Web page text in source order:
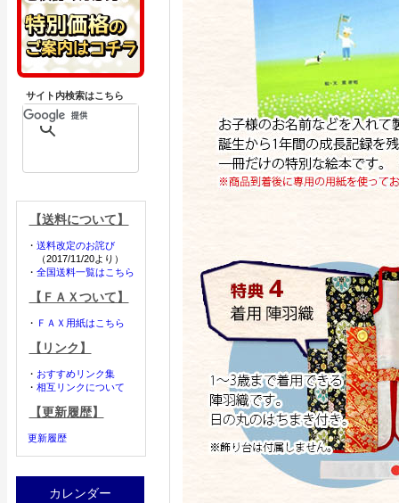
サイト内検索はこちら
【送料について】
・ 送料改定のお詫び
（2017/11/20より）
・ 全国送料一覧はこちら
【ＦＡＸついて】
・ ＦＡＸ用紙はこちら
【リンク】
・ おすすめリンク集
・ 相互リンクについて
【更新履歴】
更新履歴
カレンダー